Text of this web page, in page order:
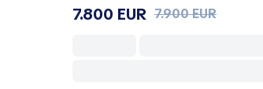
7.800 EUR 7.900 EUR